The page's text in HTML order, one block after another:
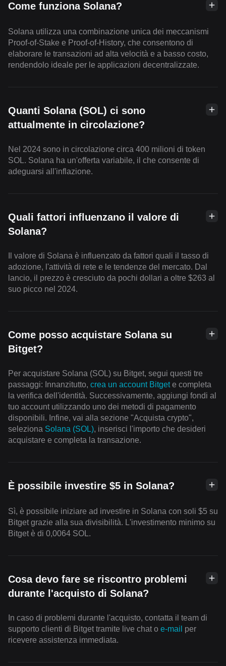
Come funziona Solana?
Solana utilizza una combinazione unica dei meccanismi
Proof-of-Stake e Proof-of-History, che consentono di
elaborare le transazioni ad alta velocità e a basso costo,
rendendolo ideale per le applicazioni decentralizzate.
Quanti Solana (SOL) ci sono
attualmente in circolazione?
Nel 2024 sono in circolazione circa 400 milioni di token
SOL. Solana ha un'offerta variabile, il che consente di
adeguarsi all'inflazione.
Quali fattori influenzano il valore di
Solana?
Il valore di Solana è influenzato da fattori quali il tasso di
adozione, l'attività di rete e le tendenze del mercato. Dal
lancio, il prezzo è cresciuto da pochi dollari a oltre $263 al
suo picco nel 2024.
Come posso acquistare Solana su
Bitget?
Per acquistare Solana (SOL) su Bitget, segui questi tre
passaggi: Innanzitutto, crea un account Bitgete completa
la verifica dell'identità. Successivamente, aggiungi fondi al
tuo account utilizzando uno dei metodi di pagamento
disponibili. Infine, vai alla sezione "Acquista crypto",
seleziona Solana (SOL), inserisci l'importo che desideri
acquistare e completa la transazione.
È possibile investire $5 in Solana?
Sì, è possibile iniziare ad investire in Solana con soli $5 su
Bitget grazie alla sua divisibilità. L'investimento minimo su
Bitget è di 0,0064 SOL.
Cosa devo fare se riscontro problemi
durante l'acquisto di Solana?
In caso di problemi durante l'acquisto, contatta il team di
supporto clienti di Bitget tramite live chat o e-mail per
ricevere assistenza immediata.